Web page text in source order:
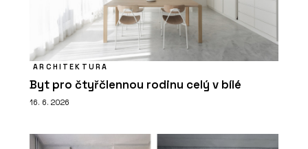
ARCHITEKTURA
Byt pro čtyřčlennou rodinu celý v bílé
16. 6. 2026